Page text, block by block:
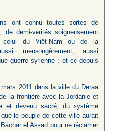
ont connu toutes sortes de
de demi-vérités soigneusement
celui du Viêt-Nam ou de la
mensongèrement, aussi
guerre syrienne ; et ce depuis
2011 dans la ville du Deraa
la frontière avec la Jordanie et
et devenu sacré, du système
le peuple de cette ville aurait
el Assad pour ne réclamer